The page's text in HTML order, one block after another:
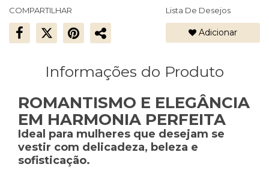
COMPARTILHAR Lista De Desejos
Adicionar
Informações do Produto
ROMANTISMO E ELEGÂNCIA
EM HARMONIA PERFEITA
Ideal para mulheres que desejam se
vestir com delicadeza, beleza e
sofisticação.